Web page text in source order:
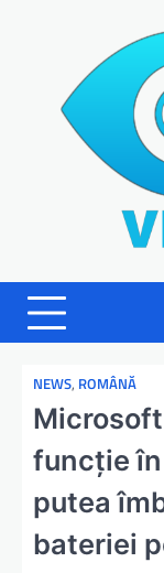
NEWS, ROMÂNĂ
funcție în
putea
bateriei